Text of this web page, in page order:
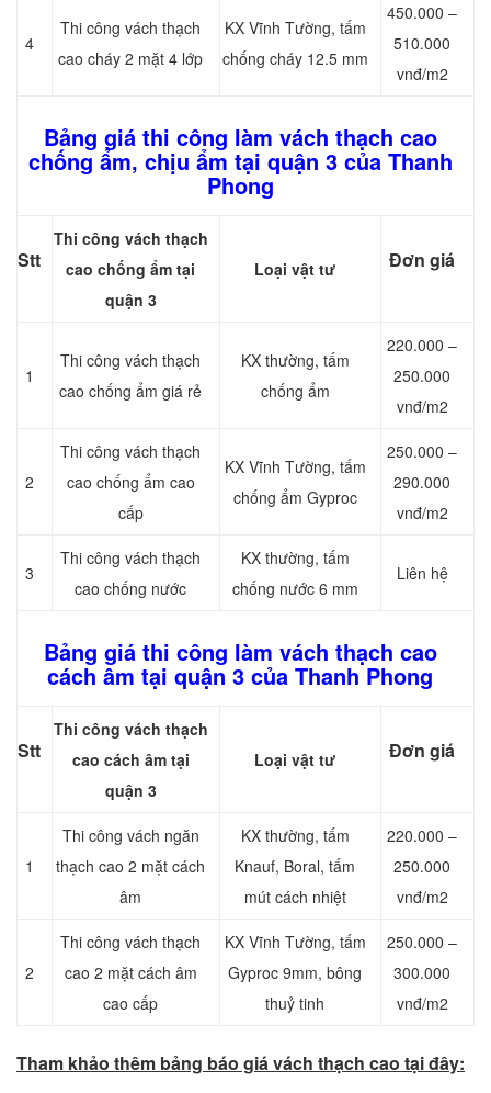
4
Thi công vách thạch
cao cháy 2 mặt 4 lớp
KX Vĩnh Tường, tấm
chống cháy 12.5 mm
450.000 –
510.000
vnđ/m2
Bảng giá thi công làm vách thạch cao
chống ẩm, chịu ẩm tại quận 3 của Thanh
Phong
Stt
Thi công vách thạch
cao chống ẩm tại
quận 3
Loại vật tư Đơn giá
1
Thi công vách thạch
cao chống ẩm giá rẻ
KX thường, tấm
chống ẩm
220.000 –
250.000
vnđ/m2
2
Thi công vách thạch
cao chống ẩm cao
cấp
KX Vĩnh Tường, tấm
chống ẩm Gyproc
250.000 –
290.000
vnđ/m2
3
Thi công vách thạch
cao chống nước
KX thường, tấm
chống nước 6 mm
Liên hệ
Bảng giá thi công làm vách thạch cao
cách âm tại quận 3 của Thanh Phong
Stt
Thi công vách thạch
cao cách âm tại
quận 3
Loại vật tư Đơn giá
1
Thi công vách ngăn
thạch cao 2 mặt cách
âm
KX thường, tấm
Knauf, Boral, tấm
mút cách nhiệt
220.000 –
250.000
vnđ/m2
2
Thi công vách thạch
cao 2 mặt cách âm
cao cấp
KX Vĩnh Tường, tấm
Gyproc 9mm, bông
thuỷ tinh
250.000 –
300.000
vnđ/m2
Tham khảo thêm bảng báo giá vách thạch cao tại đây: